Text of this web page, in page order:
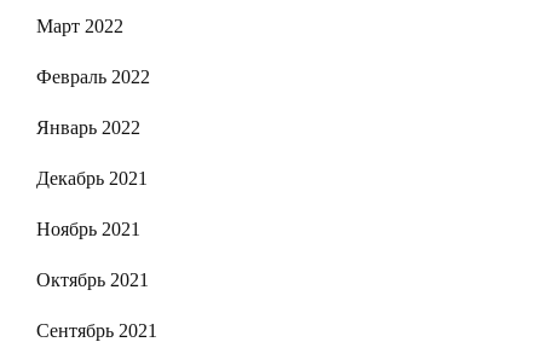
Март 2022
Февраль 2022
Январь 2022
Декабрь 2021
Ноябрь 2021
Октябрь 2021
Сентябрь 2021